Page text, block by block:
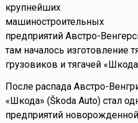
крупнейших
машиностроительных
предприятий Австро-
там началось изготовление
грузовиков и тягачей
После распада Австро-
«Шкода» (Škoda Auto) стал
предприятий